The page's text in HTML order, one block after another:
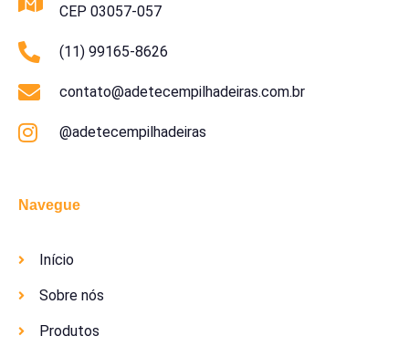
Navegue
Início
Sobre nós
Produtos
CEP 03057-057
(11) 99165-8626
contato@adetecempilhadeiras.com.br
@adetecempilhadeiras